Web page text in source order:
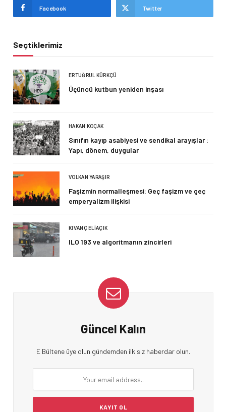
Facebook Twitter
Seçtiklerimiz
ERTUĞRUL KÜRKÇÜ
Üçüncü kutbun yeniden inşası
HAKAN KOÇAK
Sınıfın kayıp asabiyesi ve sendikal arayışlar :
Yapı, dönem, duygular
VOLKAN YARAŞIR
Faşizmin normalleşmesi: Geç faşizm ve geç
emperyalizm ilişkisi
KIVANÇ ELIAÇIK
ILO 193 ve algoritmanın zincirleri
Güncel Kalın
E Bültene üye olun gündemden ilk siz haberdar olun.